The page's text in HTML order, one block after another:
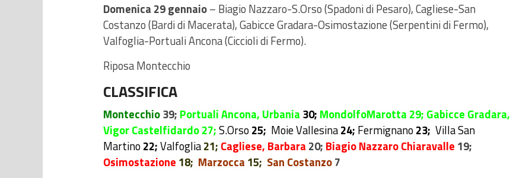
Domenica 29 gennaio– Biagio Nazzaro-S.Orso (Spadoni di Pesaro), Cagliese-San
Costanzo (Bardi di Macerata), Gabicce Gradara-Osimostazione (Serpentini di Fermo),
Valfoglia-Portuali Ancona (Ciccioli di Fermo).
Riposa Montecchio
CLASSIFICA
Montecchio39; Portuali Ancona, Urbania 30; MondolfoMarotta 29; Gabicce Gradara,
Vigor Castelfidardo 27;S.Orso 25; Moie Vallesina24; Fermignano 23; Villa San
Martino 22;Valfoglia21; Cagliese, Barbara 20; Biagio Nazzaro Chiaravalle 19;
Osimostazione 18; Marzocca 15; San Costanzo7